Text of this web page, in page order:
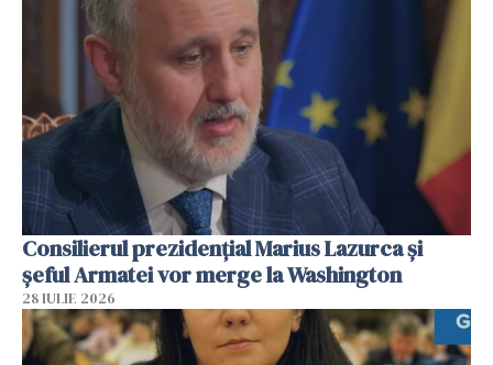
Consilierul prezidenţial Marius Lazurca și
șeful Armatei vor merge la Washington
28 IULIE 2026